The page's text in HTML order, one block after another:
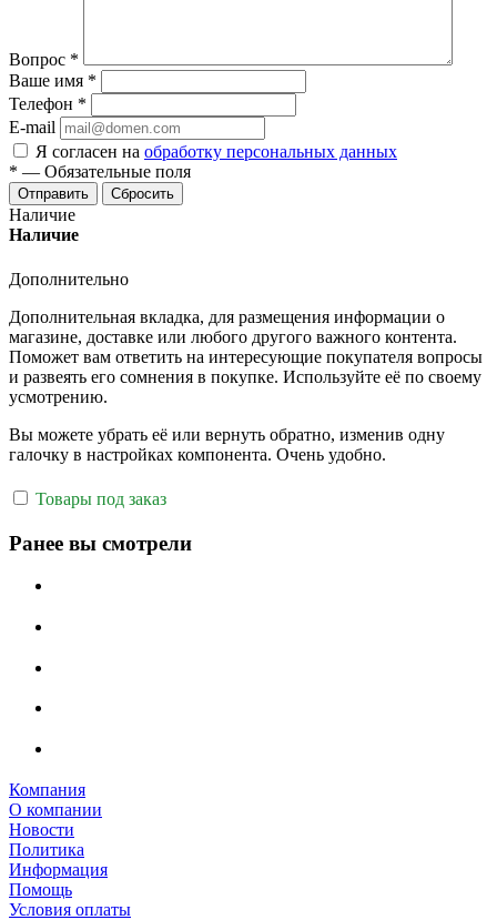
Вопрос *
Ваше имя *
Телефон *
E-mail
Я согласен на обработку персональных данных
* — Обязательные поля
Отправить Сбросить
Наличие
Наличие
Дополнительно
Дополнительная вкладка, для размещения информации о
магазине, доставке или любого другого важного контента.
Поможет вам ответить на интересующие покупателя вопросы
и развеять его сомнения в покупке. Используйте её по своему
усмотрению.
Вы можете убрать её или вернуть обратно, изменив одну
галочку в настройках компонента. Очень удобно.
Товары под заказ
Ранее вы смотрели
Компания
О компании
Новости
Политика
Информация
Помощь
Условия оплаты